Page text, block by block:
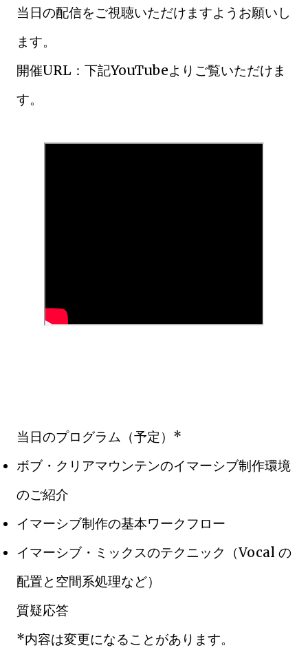
当日の配信をご視聴いただけますようお願いし
ます。
開催URL：下記YouTubeよりご覧いただけま
す。
当日のプログラム（予定）*
ボブ・クリアマウンテンのイマーシブ制作環境
のご紹介
イマーシブ制作の基本ワークフロー
イマーシブ・ミックスのテクニック（Vocal の
配置と空間系処理など）
質疑応答
*内容は変更になることがあります。